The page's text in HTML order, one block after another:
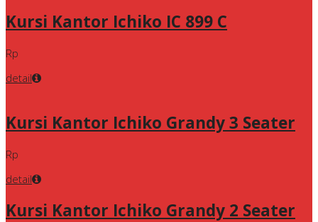
Kursi Kantor Ichiko IC 899 C
Rp
detail
Kursi Kantor Ichiko Grandy 3 Seater
Rp
detail
Kursi Kantor Ichiko Grandy 2 Seater